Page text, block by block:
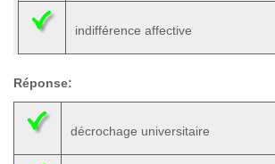
indifférence affective
Réponse:
décrochage universitaire